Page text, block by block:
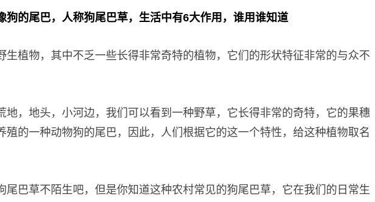
狗的尾巴，人称狗尾巴草，生活中有6大作用，谁用谁知道
生植物，其中不乏一些长得非常奇特的植物，它们的形状特征非常的与众不
地，地头，小河边，我们可以看到一种野草，它长得非常的奇特，它的果穗
殖的一种动物狗的尾巴，因此，人们根据它的这一个特性，给这种植物取名
尾巴草不陌生吧，但是你知道这种农村常见的狗尾巴草，它在我们的日常生